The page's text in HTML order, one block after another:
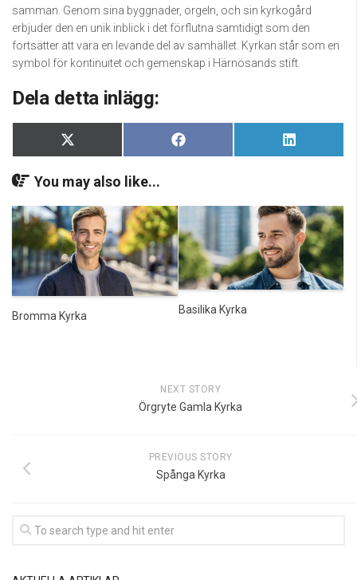
samman. Genom sina byggnader, orgeln, och sin kyrkogård
erbjuder den en unik inblick i det förflutna samtidigt som den
fortsätter att vara en levande del av samhället. Kyrkan står som en
symbol för kontinuitet och gemenskap i Härnösands stift.
Dela detta inlägg:
Dela
på
X
(Twitter)
Dela
på
Facebook
Dela
på
LinkedIn
You may also like...
Bromma Kyrka Basilika Kyrka
NEXT STORY
Örgryte Gamla Kyrka
PREVIOUS STORY
Spånga Kyrka